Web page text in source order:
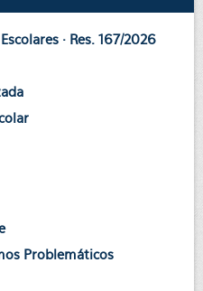
· Res. 167/2026
Problemáticos